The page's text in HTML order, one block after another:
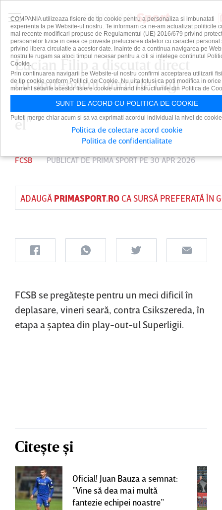
Lucian Filip a discutat direct
cu antrenorul dorit de Gigi
Becali la FCSB: "Decizia este la
el"
FCSB PUBLICAT DEPRIMA SPORTPE 30 APR 2026
ADAUGĂ PRIMASPORT.ROCA SURSĂ PREFERATĂ ÎN
FCSB se pregăteşte pentru un meci dificil în
deplasare, vineri seară, contra Csikszereda, în
etapa a şaptea din play-out-ul Superligii.
Citește și
Oficial! Juan Bauza a semnat:
”Vine să dea mai multă
fantezie echipei noastre”
COMPANIA utilizeaza fisiere de tip cookie pentru a personaliza si imbunatati
experienta ta pe Website-ul nostru. Te informam ca ne-am actualizat politicile
mai recente modificari propuse de Regulamentul (UE) 2016/679 privind
persoanelor fizice in ceea ce priveste prelucrarea datelor cu caracter personal
privind libera circulatie a acestor date. Inainte de a continua navigarea pe
nostru te rugam sa aloci timpul necesar pentru a citi si intelege continutul
Cookie.
Prin continuarea navigarii pe Website-ul nostru confirmi acceptarea utilizarii
de tip cookie conform Politicii de Cookie. Nu uita totusi ca poti modifica in orice
moment setarile acestor fisiere cookie urmand instructiunile din Politica de
SUNT DE ACORD CU POLITICA DE COOKIE
Puteti merge chiar acum si sa va exprimati acordul individual la nivel de
Politica de colectare acord cookie
Politica de confidentialitate